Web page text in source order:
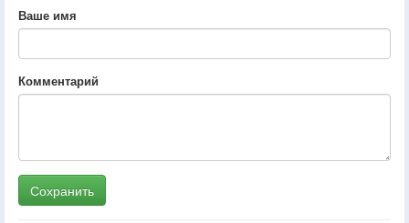
Ваше имя
Комментарий
Сохранить